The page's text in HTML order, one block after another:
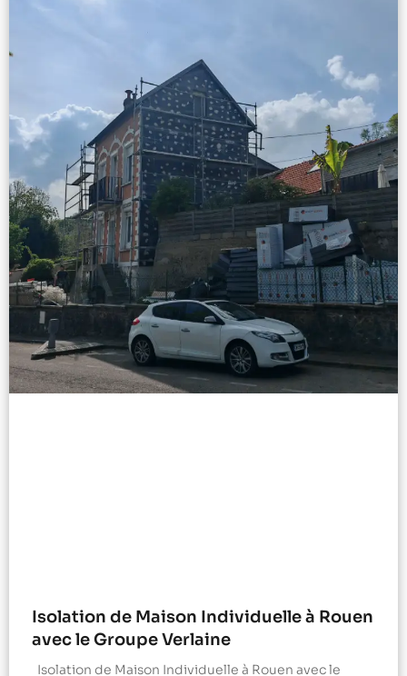
Isolation de Maison Individuelle à Rouen
avec le Groupe Verlaine
Isolation de Maison Individuelle à Rouen avec le